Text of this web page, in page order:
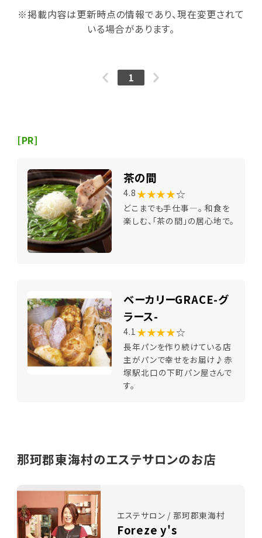
※掲載内容は更新時点の情報であり、現在変更されて
いる場合があります。
1
[PR]
茶の間
4.8 ★★★★☆
どこまでも手仕事―。 和食を
楽しむ、「茶の間」の居心地で。
ベーカリーGRACE-グ
ラース-
4.1 ★★★★☆
長年パンを作り続けている店
主がパンで幸せをお届け♪赤
塚駅北口の下町パン屋さんで
す。
那珂郡東海村のエステサロンのお店
エステサロン / 那珂郡東海村
Foreze y's